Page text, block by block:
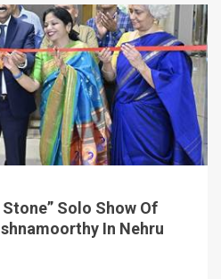
Solo Show Of
In Nehru